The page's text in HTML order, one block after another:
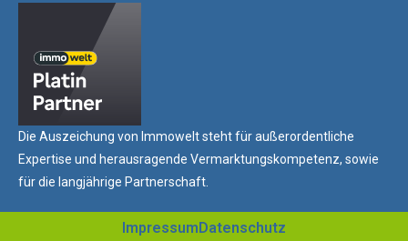
Die Auszeichung von Immowelt steht für außerordentliche
Expertise und herausragende Vermarktungskompetenz, sowie
für die langjährige Partnerschaft.
Impressum Datenschutz